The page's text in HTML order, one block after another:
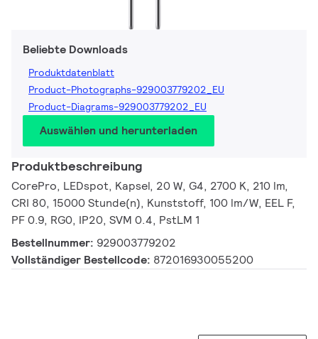
Beliebte Downloads
Produktdatenblatt
Product-Photographs-929003779202_EU
Product-Diagrams-929003779202_EU
Auswählen und herunterladen
Produktbeschreibung
CorePro, LEDspot, Kapsel, 20 W, G4, 2700 K, 210 lm,
CRI 80, 15000 Stunde(n), Kunststoff, 100 lm/W, EEL F,
PF 0.9, RG0, IP20, SVM 0.4, PstLM 1
Bestellnummer: 929003779202
Vollständiger Bestellcode: 872016930055200